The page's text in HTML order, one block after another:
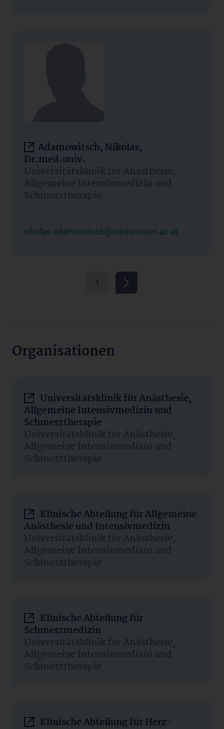
Adamowitsch, Nikolas,
Dr.med.univ.
Universitätsklinik für Anästhesie,
Allgemeine Intensivmedizin und
Schmerztherapie
nikolas.adamowitsch@meduniwien.ac.at
1
Organisationen
Universitätsklinik für Anästhesie,
Allgemeine Intensivmedizin und
Schmerztherapie
Universitätsklinik für Anästhesie,
Allgemeine Intensivmedizin und
Schmerztherapie
Klinische Abteilung für Allgemeine
Anästhesie und Intensivmedizin
Universitätsklinik für Anästhesie,
Allgemeine Intensivmedizin und
Schmerztherapie
Klinische Abteilung für
Schmerzmedizin
Universitätsklinik für Anästhesie,
Allgemeine Intensivmedizin und
Schmerztherapie
Klinische Abteilung für Herz-